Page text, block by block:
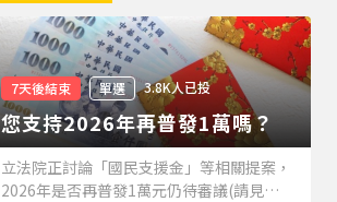
7天後結束 單選 3.8K人已投
您支持2026年再普發1萬嗎？
立法院正討論「國民支援金」等相關提案，
2026年是否再普發1萬元仍待審議(請見下